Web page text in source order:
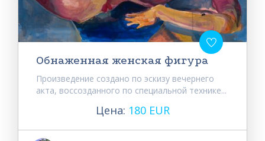
Обнаженная женская фигура
Произведение создано по эскизу вечернего
акта, воссозданного по специальной технике...
Цена: 180 EUR